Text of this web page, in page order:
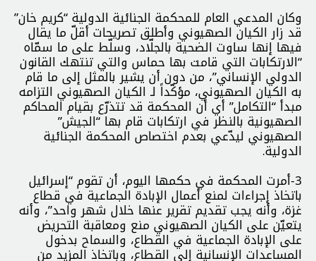
وكان المدعي العام للمحكمة الجنائية الدولية “كريم خان”
قد زار الكيان الصهيوني وأطلق تصريحات أقلّ ما يقال
فيها إنها ساوت الضحية بالجلّاد، وسلّط على ما سمّاه
“الارتكابات التي قامت بها حماس والتي تنتهك القانون
الدولي الإنساني”، من دون أن يشير بالمثل إلى ما قام
به الكيان الصهيوني، مؤكّداً لـ الكيان الصهيوني التزامه
مبدأ “التكامل” أي أن المحكمة قد تتذرّع بقيام المحاكم
الصهيونية بالنظر في ارتكابات قام بها “الجيش”
الصهيوني ليدّعي بعدم اختصاص المحكمة الجنائية
الدولية.
3-أمرت المحكمة في حكمها اليوم، أن تقوم “إسرائيل
باتخاذ إجراءات لمنع أعمال الإبادة الجماعية في قطاع
غزة، وأنه يجب تقديم تقرير عنها خلال شهر واحد”، وأنه
يتعيّن على الكيان الصهيوني منع ومعاقبة التحريض
على الإبادة الجماعية في القطاع، والسماح بدخول
المساعدات الإنسانية إلى القطاع، وباتخاذ المزيد من